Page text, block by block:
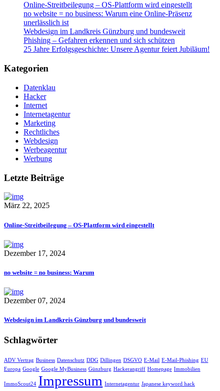
Online-Streitbeilegung – OS-Plattform wird eingestellt
no website = no business: Warum eine Online-Präsenz
unerlässlich ist
Webdesign im Landkreis Günzburg und bundesweit
Phishing – Gefahren erkennen und sich schützen
25 Jahre Erfolgsgeschichte: Unsere Agentur feiert Jubiläum!
Kategorien
Datenklau
Hacker
Internet
Internetagentur
Marketing
Rechtliches
Webdesign
Werbeagentur
Werbung
Letzte Beiträge
März 22, 2025
Online-Streitbeilegung – OS-Plattform wird eingestellt
Dezember 17, 2024
no website = no business: Warum
Dezember 07, 2024
Webdesign im Landkreis Günzburg und bundesweit
Schlagwörter
ADV Vertrag Business Datenschutz DDG Dillingen DSGVO E-Mail E-Mail-Phishing EU
Europa Google Google MyBusiness Günzburg Hackerangriff Homepage Immobilien
ImmoScout24 Impressum Internetagentur Japanese keyword hack